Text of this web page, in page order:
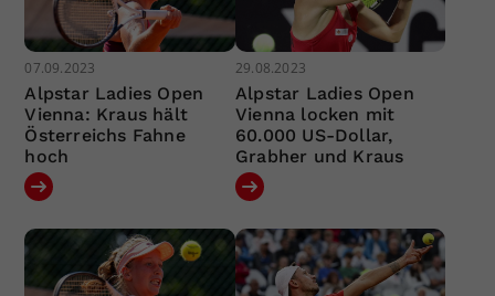
07.09.2023
Alpstar Ladies Open
Vienna: Kraus hält
Österreichs Fahne
hoch
29.08.2023
Alpstar Ladies Open
Vienna locken mit
60.000 US-Dollar,
Grabher und Kraus